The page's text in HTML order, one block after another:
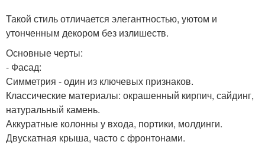
Такой стиль отличается элегантностью, уютом и
утонченным декором без излишеств.
Основные черты:
- Фасад:
Симметрия - один из ключевых признаков.
Классические материалы: окрашенный кирпич, сайдинг,
натуральный камень.
Аккуратные колонны у входа, портики, молдинги.
Двускатная крыша, часто с фронтонами.